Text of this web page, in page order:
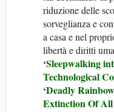
riduzione delle
sorveglianza e
a casa e nel
libertà e diritti
‘Sleepwalking
Technological
‘Deadly
Extinction Of